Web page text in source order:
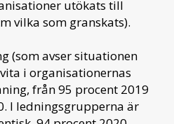
utökats till
vilka som granskats).
(som avser situationen
i organisationernas
från 95 procent 2019
I ledningsgrupperna är